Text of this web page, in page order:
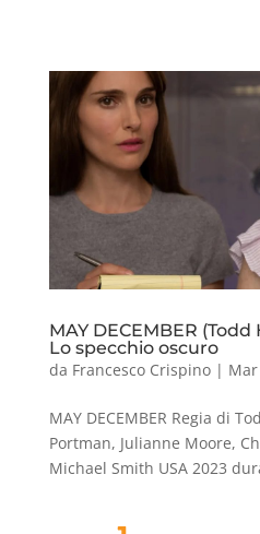
MAY DECEMBER (Todd
Lo specchio oscuro
da Francesco Crispino|
MAY DECEMBER Regia di
Portman, Julianne Moore,
Michael Smith USA 2023